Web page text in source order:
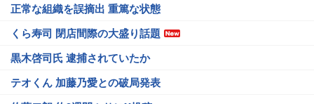
正常な組織を誤摘出 重篤な状態
くら寿司 閉店間際の大盛り話題
黒木啓司氏 逮捕されていたか
テオくん 加藤乃愛との破局発表